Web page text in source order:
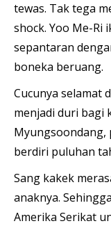
tewas. Tak tega
shock. Yoo Me-Ri
sepantaran
boneka beruang.
Cucunya selamat
menjadi duri bagi
Myungsoondang,
berdiri puluhan
Sang kakek
anaknya.
Amerika Serikat